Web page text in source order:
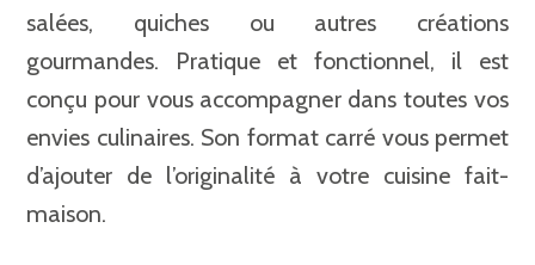
salées, quiches ou autres créations
gourmandes. Pratique et fonctionnel, il est
conçu pour vous accompagner dans toutes vos
envies culinaires. Son format carré vous permet
d’ajouter de l’originalité à votre cuisine fait-
maison.